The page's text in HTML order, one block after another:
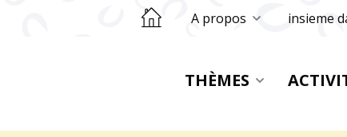
Retourner sur la page d'accueil
A propos insieme
THÈMES